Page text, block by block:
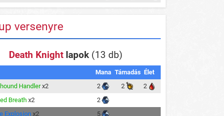
versenyre
Death Knightlapok (13 db)
Mana Támadás Élet
Handler x2 2 2
2
Breath x2
2
Explosion x2
5